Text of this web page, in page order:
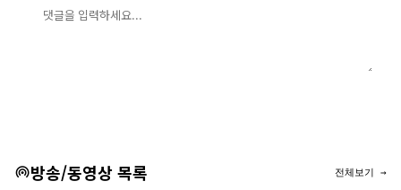
방송/동영상 목록 전체보기 →